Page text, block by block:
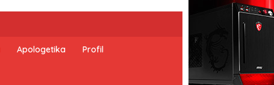
Apologetika Profil